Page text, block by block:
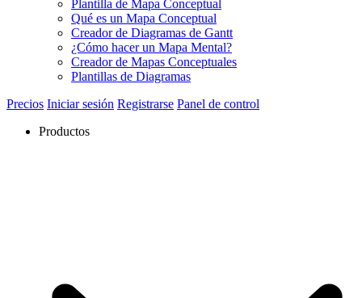
Plantilla de Mapa Conceptual
Qué es un Mapa Conceptual
Creador de Diagramas de Gantt
¿Cómo hacer un Mapa Mental?
Creador de Mapas Conceptuales
Plantillas de Diagramas
Precios Iniciar sesión Registrarse Panel de control
Productos